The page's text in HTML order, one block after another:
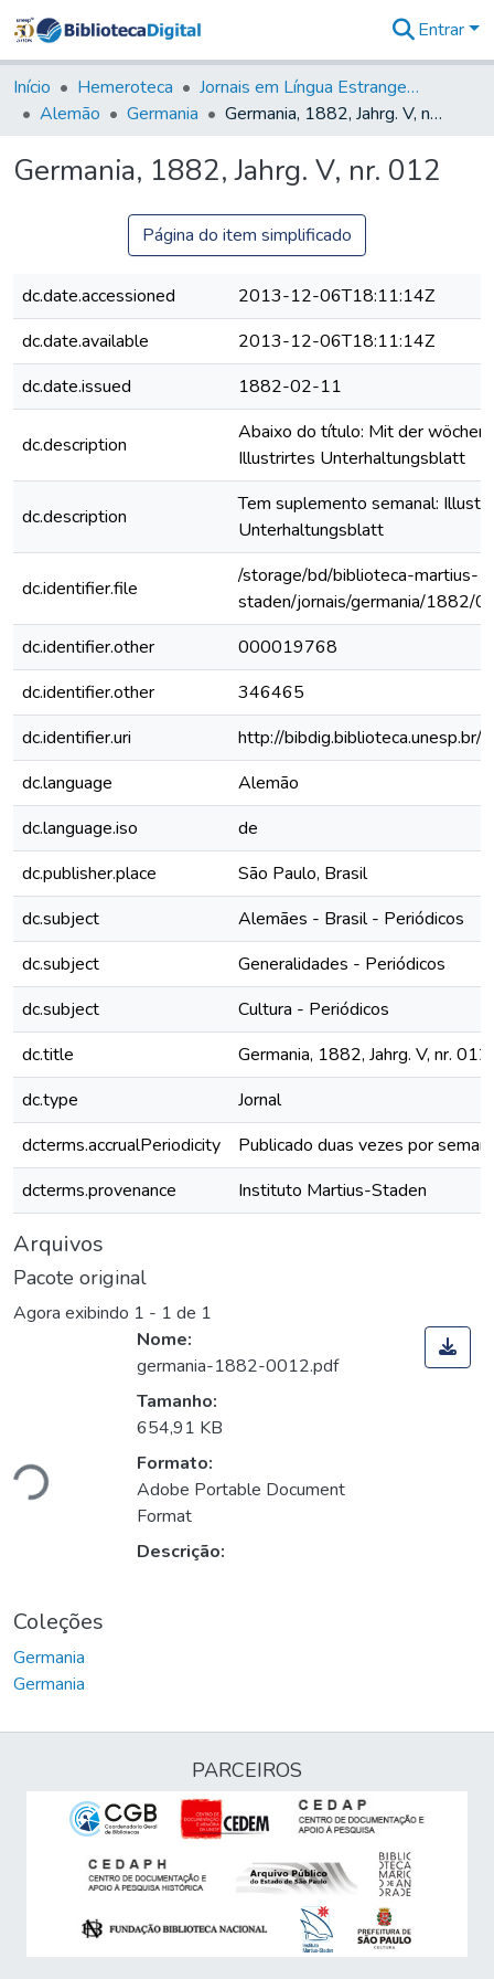
&
Coleções
Tudo na
Digital
Entrar
Início Hemeroteca
Jornais em Língua Estrangeira
Alemão
Germania Germania, 1882, Jahrg. V, nr. 012
Germania, 1882, Jahrg. V, nr. 012
Página do item simplificado
dc.date.accessioned
2013-12-06T18:11:14Z
dc.date.available
2013-12-06T18:11:14Z
dc.date.issued
1882-02-11
dc.description
Abaixo do título: Mit der
Illustrirtes Unterhaltungsblatt
dc.description
Tem suplemento semanal:
Unterhaltungsblatt
dc.identifier.file
/storage/bd/biblioteca-martius-
staden/jornais/germania/1882/
dc.identifier.other
000019768
dc.identifier.other
346465
dc.identifier.uri
http://
dc.language
Alemão
dc.language.iso
de
dc.publisher.place
São Paulo, Brasil
dc.subject
Alemães - Brasil - Periódicos
dc.subject
Generalidades - Periódicos
dc.subject
Cultura - Periódicos
dc.title
Germania, 1882, Jahrg. V, nr. 012
dc.type
Jornal
dcterms.accrualPeriodicity
Publicado duas vezes por
dcterms.provenance
Instituto Martius-Staden
Arquivos
Pacote original
Agora exibindo 1 - 1 de 1
Nome:
germania-1882-0012.pdf
Tamanho:
654,91 KB
Formato:
Adobe Portable Document
Format
Descrição:
Coleções
Germania
Germania
PARCEIROS